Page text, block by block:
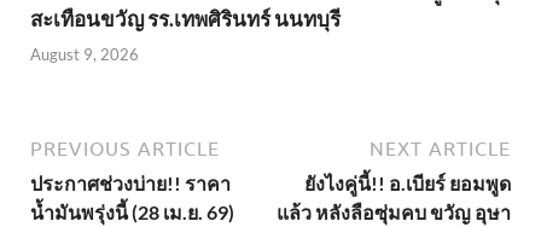
สะเทือนขวัญ รร.เทพศิรินทร์ นนทบุรี
August 9, 2026
PREVIOUS ARTICLE
ประกาศช่วงบ่าย!! ราคา
น้ำมันพรุ่งนี้ (28 เม.ย. 69)
NEXT ARTICLE
ยังไงคู่นี้!! อ.เบียร์ ยอมพูด
แล้ว หลังลือซุ่มคบ ขวัญ อุษา